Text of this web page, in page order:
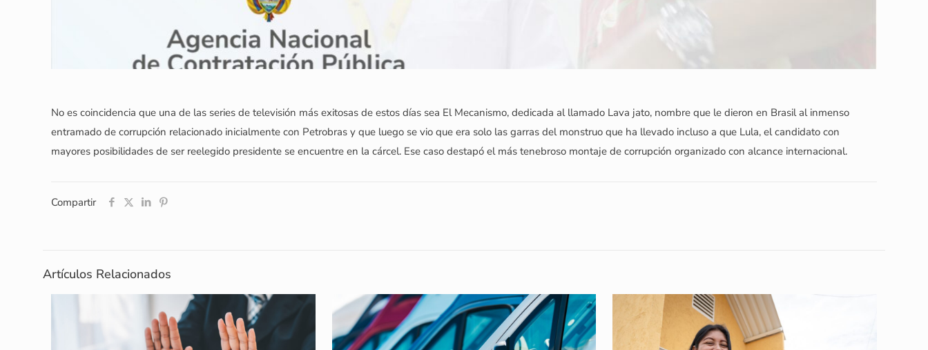
No es coincidencia que una de las series de televisión más exitosas de estos días sea El Mecanismo, dedicada al llamado Lava jato, nombre que le dieron en Brasil al inmenso
entramado de corrupción relacionado inicialmente con Petrobras y que luego se vio que era solo las garras del monstruo que ha llevado incluso a que Lula, el candidato con
mayores posibilidades de ser reelegido presidente se encuentre en la cárcel. Ese caso destapó el más tenebroso montaje de corrupción organizado con alcance internacional.
Compartir
Artículos Relacionados